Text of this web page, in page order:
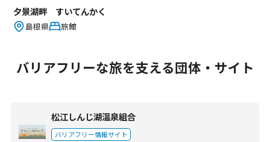
夕景湖畔 すいてんかく
島根県 旅館
バリアフリーな旅を支える団体・サイト
松江しんじ湖温泉組合
バリアフリー情報サイト